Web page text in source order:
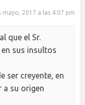
mayo, 2017 a las 4:07 pm
que el Sr.
sus insultos
ser creyente, en
a su origen